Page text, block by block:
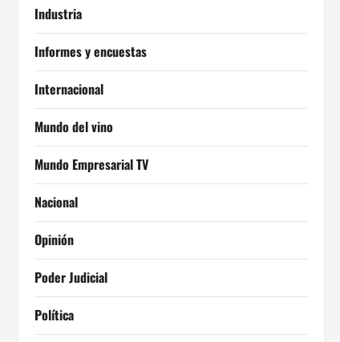
Industria
Informes y encuestas
Internacional
Mundo del vino
Mundo Empresarial TV
Nacional
Opinión
Poder Judicial
Política